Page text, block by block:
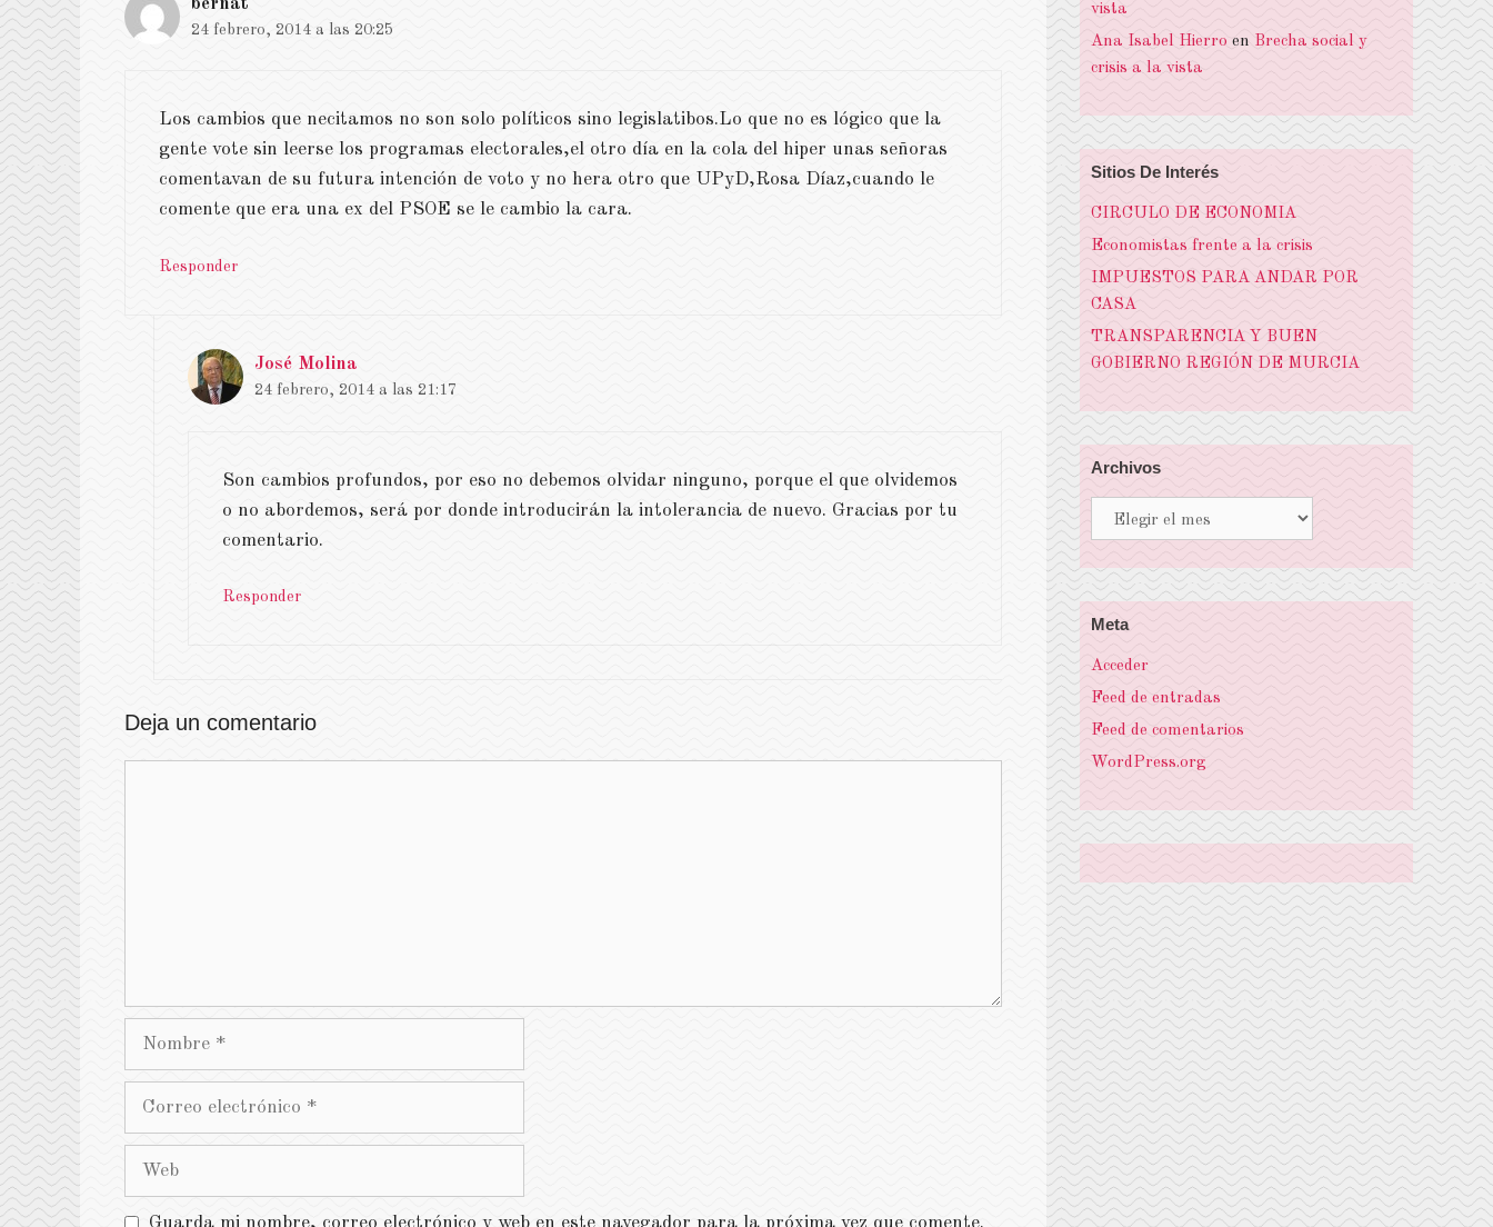
24 febrero, 2014 a las 20:25
Los cambios que necitamos no son solo políticos sino legislatibos.Lo que no es lógico que la
gente vote sin leerse los programas electorales,el otro día en la cola del hiper unas señoras
comentavan de su futura intención de voto y no hera otro que UPyD,Rosa Díaz,cuando le
comente que era una ex del PSOE se le cambio la cara.
Responder
José Molina
24 febrero, 2014 a las 21:17
Son cambios profundos, por eso no debemos olvidar ninguno, porque el que olvidemos
o no abordemos, será por donde introducirán la intolerancia de nuevo. Gracias por tu
comentario.
Responder
Deja un comentario
Nombre
Correo
Web
Guarda mi nombre, correo electrónico y web en este navegador para la próxima vez que comente.
vista
Ana Isabel Hierro en Brecha social y
crisis a la vista
Sitios De Interés
CIRCULO DE ECONOMIA
Economistas frente a la crisis
IMPUESTOS PARA ANDAR POR
CASA
TRANSPARENCIA Y BUEN
GOBIERNO REGIÓN DE MURCIA
Archivos
Archivos
Meta
Acceder
Feed de entradas
Feed de comentarios
WordPress.org